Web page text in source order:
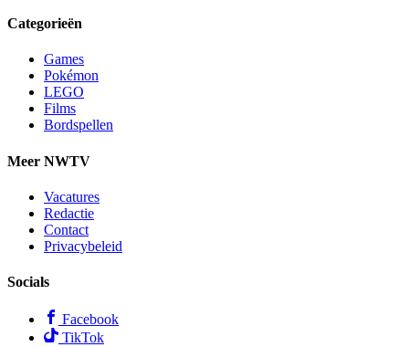
Categorieën
Games
Pokémon
LEGO
Films
Bordspellen
Meer NWTV
Vacatures
Redactie
Contact
Privacybeleid
Socials
Facebook
TikTok